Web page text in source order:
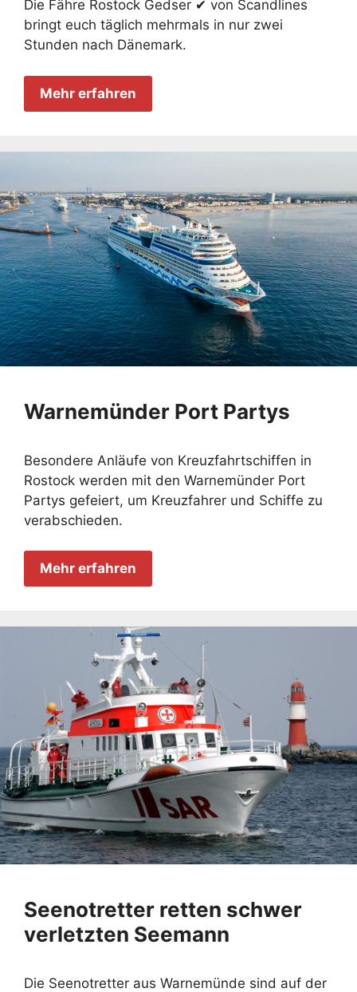
Die Fähre Rostock Gedser ✔ von Scandlines
bringt euch täglich mehrmals in nur zwei
Stunden nach Dänemark.
Mehr erfahren
Warnemünder Port Partys
Besondere Anläufe von Kreuzfahrtschiffen in
Rostock werden mit den Warnemünder Port
Partys gefeiert, um Kreuzfahrer und Schiffe zu
verabschieden.
Mehr erfahren
Seenotretter retten schwer
verletzten Seemann
Die Seenotretter aus Warnemünde sind auf der